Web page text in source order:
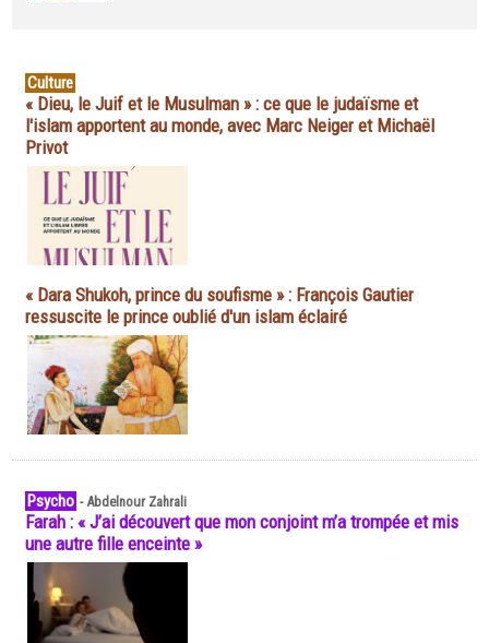
Culture
« Dieu, le Juif et le Musulman » : ce que le judaïsme et
l'islam apportent au monde, avec Marc Neiger et Michaël
Privot
« Dara Shukoh, prince du soufisme » : François Gautier
ressuscite le prince oublié d'un islam éclairé
Psycho -Abdelnour Zahrali
Farah : « J’ai découvert que mon conjoint m’a trompée et mis
une autre fille enceinte »